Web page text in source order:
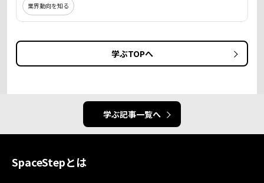
業界動向を知る
学ぶTOPへ
学ぶ記事一覧へ
SpaceStepとは